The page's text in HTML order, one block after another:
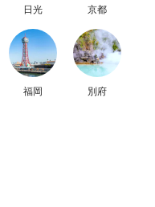
日光 京都
福岡 別府